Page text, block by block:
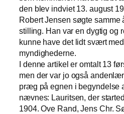
den blev indviet 13. august
Robert Jensen søgte samme
stilling. Han var en dygtig og
kunne have det lidt svært
myndighederne.
I denne artikel er omtalt 13
men der var jo også
præg på egnen i begyndelse
nævnes: Lauritsen, der
1904. Ove Rand, Jens Chr.